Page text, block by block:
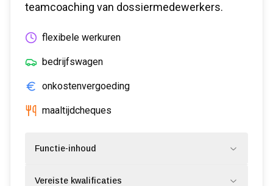
teamcoaching van dossiermedewerkers.
flexibele werkuren
bedrijfswagen
onkostenvergoeding
maaltijdcheques
Functie-inhoud
Vereiste kwalificaties